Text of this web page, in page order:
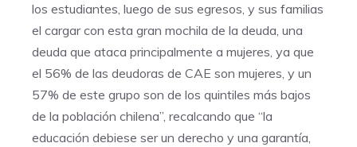
los estudiantes, luego de sus egresos, y sus familias
el cargar con esta gran mochila de la deuda, una
deuda que ataca principalmente a mujeres, ya que
el 56% de las deudoras de CAE son mujeres, y un
57% de este grupo son de los quintiles más bajos
de la población chilena”, recalcando que “la
educación debiese ser un derecho y una garantía,